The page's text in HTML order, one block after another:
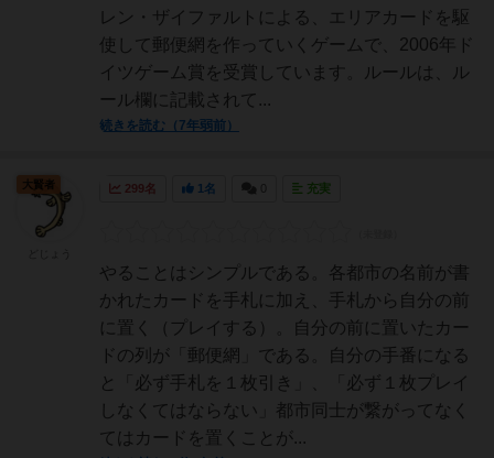
レン・ザイファルトによる、エリアカードを駆
使して郵便網を作っていくゲームで、2006年ド
イツゲーム賞を受賞しています。ルールは、ル
ール欄に記載されて...
続きを読む（7年弱前）
299名 1名 充実
やることはシンプルである。各都市の名前が書
かれたカードを手札に加え、手札から自分の前
に置く（プレイする）。自分の前に置いたカー
ドの列が「郵便網」である。自分の手番になる
と「必ず手札を１枚引き」、「必ず１枚プレイ
しなくてはならない」都市同士が繋がってなく
てはカードを置くことが...
大賢者